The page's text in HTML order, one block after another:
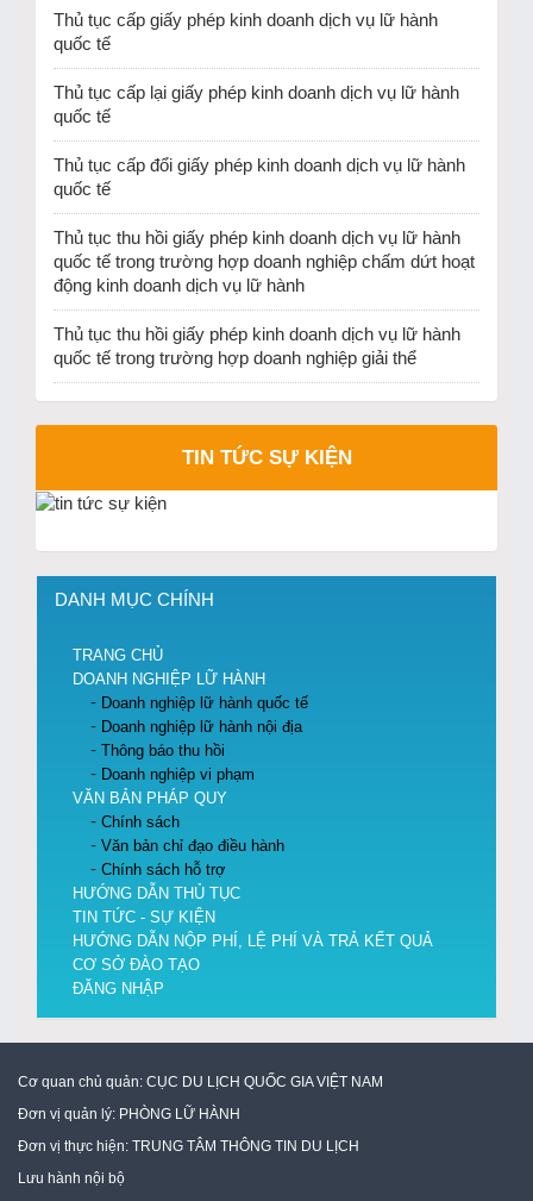
Thủ tục cấp giấy phép kinh doanh dịch vụ lữ hành
quốc tế
Thủ tục cấp lại giấy phép kinh doanh dịch vụ lữ hành
quốc tế
Thủ tục cấp đổi giấy phép kinh doanh dịch vụ lữ hành
quốc tế
Thủ tục thu hồi giấy phép kinh doanh dịch vụ lữ hành
quốc tế trong trường hợp doanh nghiệp chấm dứt hoạt
động kinh doanh dịch vụ lữ hành
Thủ tục thu hồi giấy phép kinh doanh dịch vụ lữ hành
quốc tế trong trường hợp doanh nghiệp giải thể
TIN TỨC SỰ KIỆN
DANH MỤC CHÍNH
TRANG CHỦ
DOANH NGHIỆP LỮ HÀNH
Doanh nghiệp lữ hành quốc tế
Doanh nghiệp lữ hành nội địa
Thông báo thu hồi
Doanh nghiệp vi phạm
VĂN BẢN PHÁP QUY
Chính sách
Văn bản chỉ đạo điều hành
Chính sách hỗ trợ
HƯỚNG DẪN THỦ TỤC
TIN TỨC - SỰ KIỆN
HƯỚNG DẪN NỘP PHÍ, LỆ PHÍ VÀ TRẢ KẾT QUẢ
CƠ SỞ ĐÀO TẠO
ĐĂNG NHẬP
Cơ quan chủ quản: CỤC DU LỊCH QUỐC GIA VIỆT NAM
Đơn vị quản lý: PHÒNG LỮ HÀNH
Đơn vị thực hiện: TRUNG TÂM THÔNG TIN DU LỊCH
Lưu hành nội bộ